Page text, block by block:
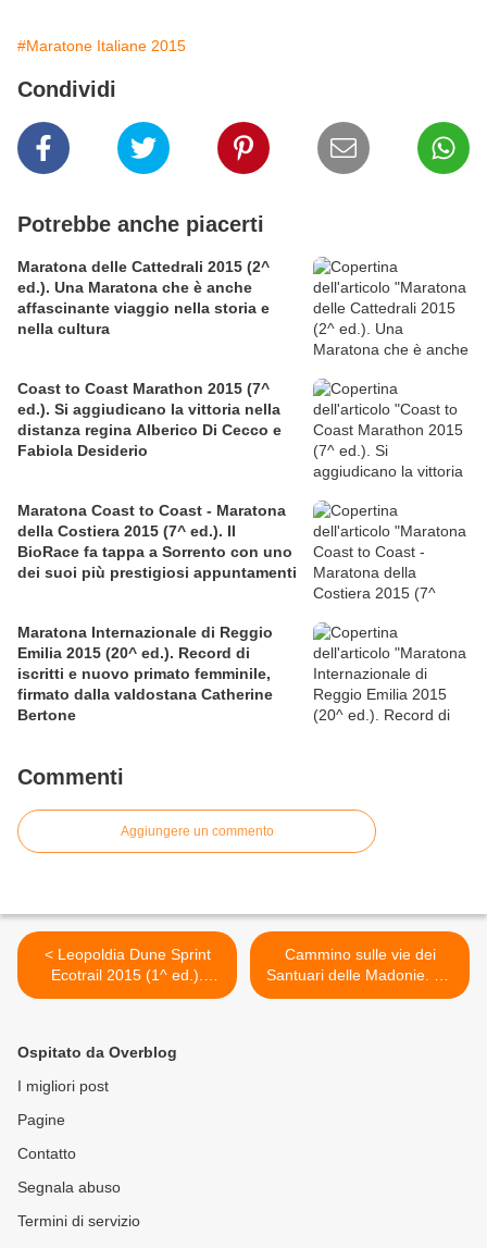
#Maratone Italiane 2015
Condividi
Potrebbe anche piacerti
Maratona delle Cattedrali 2015 (2^
ed.). Una Maratona che è anche
affascinante viaggio nella storia e
nella cultura
Coast to Coast Marathon 2015 (7^
ed.). Si aggiudicano la vittoria nella
distanza regina Alberico Di Cecco e
Fabiola Desiderio
Maratona Coast to Coast - Maratona
della Costiera 2015 (7^ ed.). Il
BioRace fa tappa a Sorrento con uno
dei suoi più prestigiosi appuntamenti
Maratona Internazionale di Reggio
Emilia 2015 (20^ ed.). Record di
iscritti e nuovo primato femminile,
firmato dalla valdostana Catherine
Bertone
Commenti
Aggiungere un commento
< Leopoldia Dune Sprint
Ecotrail 2015 (1^ ed.).
Grande successo per la
agonistica, in un contesto di
Sport&Natura
Cammino sulle vie dei
Santuari delle Madonie. Un
innovativo trekking di tre
Ospitato da Overblog
I migliori post
Pagine
Contatto
Segnala abuso
Termini di servizio